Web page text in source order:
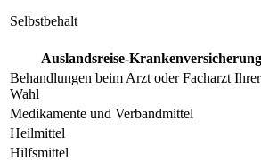
Selbstbehalt
Auslandsreise-Krankenversicherung
Behandlungen beim Arzt oder Facharzt Ihrer
Wahl
Medikamente und Verbandmittel
Heilmittel
Hilfsmittel